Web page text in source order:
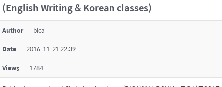
(English Writing & Korean classes)
Author bica
Date 2016-11-21 22:39
Views 1784